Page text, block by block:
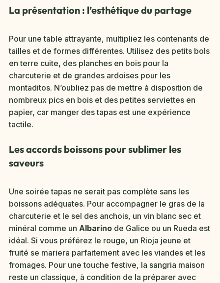
La présentation : l’esthétique du partage
Pour une table attrayante, multipliez les contenants de
tailles et de formes différentes. Utilisez des petits bols
en terre cuite, des planches en bois pour la
charcuterie et de grandes ardoises pour les
montaditos. N’oubliez pas de mettre à disposition de
nombreux pics en bois et des petites serviettes en
papier, car manger des tapas est une expérience
tactile.
Les accords boissons pour sublimer les
saveurs
Une soirée tapas ne serait pas complète sans les
boissons adéquates. Pour accompagner le gras de la
charcuterie et le sel des anchois, un vin blanc sec et
minéral comme un Albarino de Galice ou un Rueda est
idéal. Si vous préférez le rouge, un Rioja jeune et
fruité se mariera parfaitement avec les viandes et les
fromages. Pour une touche festive, la sangria maison
reste un classique, à condition de la préparer avec